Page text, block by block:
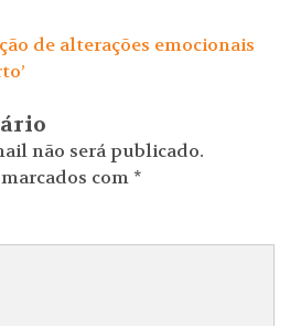
de alterações emocionais
não será publicado.
com *